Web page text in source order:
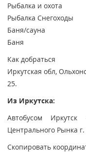
Рыбалка и охота
Рыбалка Снегоходы
Баня/сауна
Баня
Как добраться
Иркутская обл,
25.
Из Иркутска:
Автобусом
Центрального Рынка г.
Скопировать